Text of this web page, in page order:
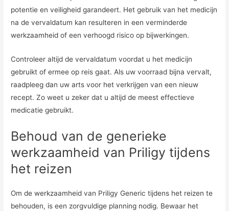
potentie en veiligheid garandeert. Het gebruik van het medicijn
na de vervaldatum kan resulteren in een verminderde
werkzaamheid of een verhoogd risico op bijwerkingen.
Controleer altijd de vervaldatum voordat u het medicijn
gebruikt of ermee op reis gaat. Als uw voorraad bijna vervalt,
raadpleeg dan uw arts voor het verkrijgen van een nieuw
recept. Zo weet u zeker dat u altijd de meest effectieve
medicatie gebruikt.
Behoud van de generieke
werkzaamheid van Priligy tijdens
het reizen
Om de werkzaamheid van Priligy Generic tijdens het reizen te
behouden, is een zorgvuldige planning nodig. Bewaar het